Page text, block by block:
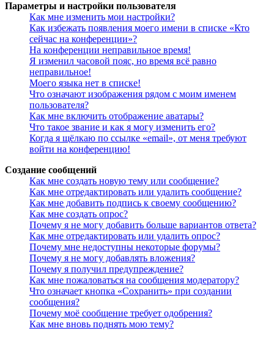
Параметры и настройки пользователя
Как мне изменить мои настройки?
Как избежать появления моего имени в списке «Кто
сейчас на конференции»?
На конференции неправильное время!
Я изменил часовой пояс, но время всё равно
неправильное!
Моего языка нет в списке!
Что означают изображения рядом с моим именем
пользователя?
Как мне включить отображение аватары?
Что такое звание и как я могу изменить его?
Когда я щёлкаю по ссылке «email», от меня требуют
войти на конференцию!
Создание сообщений
Как мне создать новую тему или сообщение?
Как мне отредактировать или удалить сообщение?
Как мне добавить подпись к своему сообщению?
Как мне создать опрос?
Почему я не могу добавить больше вариантов ответа?
Как мне отредактировать или удалить опрос?
Почему мне недоступны некоторые форумы?
Почему я не могу добавлять вложения?
Почему я получил предупреждение?
Как мне пожаловаться на сообщения модератору?
Что означает кнопка «Сохранить» при создании
сообщения?
Почему моё сообщение требует одобрения?
Как мне вновь поднять мою тему?